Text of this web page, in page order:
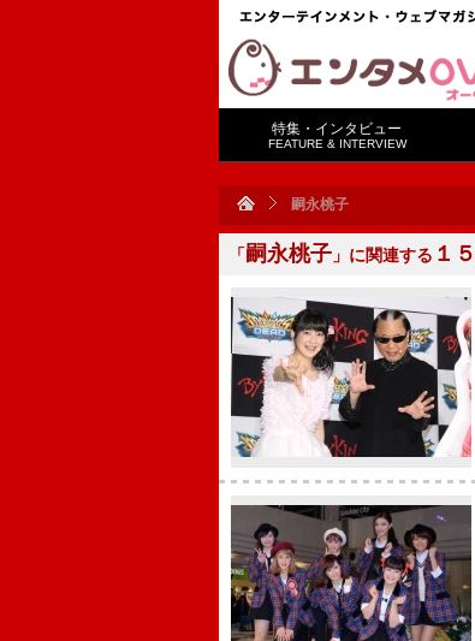
特集・インタビュー
FEATURE & INTERVIEW
嗣永桃子
「嗣永桃子 」に関連する １５